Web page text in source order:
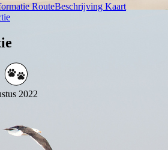
RouteBeschrijving Kaart
2022